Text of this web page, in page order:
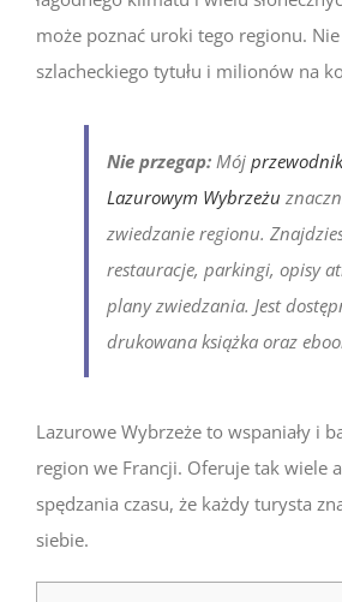
może poznać uroki tego regionu.
szlacheckiego tytułu i milionów na
Nie przegap: Mój
Lazurowym Wybrzeżu
zwiedzanie regionu.
restauracje, parkingi, opisy
plany zwiedzania. Jest
drukowana książka oraz
Lazurowe Wybrzeże to wspaniały i
region we Francji. Oferuje tak wiele
spędzania czasu, że każdy turysta
siebie.